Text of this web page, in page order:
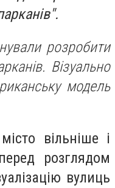
розробити
Візуально
модель
вільніше і
розглядом
вулиць